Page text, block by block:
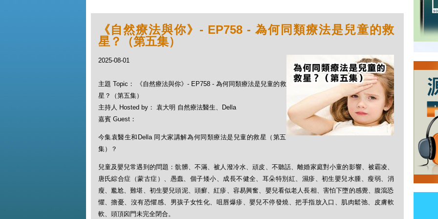
《自然療法與你》- EP758 - 為何同類療法是兒童的救
星？（第五集）
2025-08-01
主題 Topic： 《自然療法與你》- EP758 - 為何同類療法是兒童的救
星？（第五集）
主持人 Hosted by： 袁大明 自然療法醫生、Della
嘉賓 Guest：
今集袁醫生和Della 同大家講解為何同類療法是兒童的救星（第五
集）？
兒童及嬰兒常遇到的問題：骯髒、不滿、被人潑冷水、頑皮、不聽話、離婚家庭對小童的影響、被霸凌、
唐氏綜合症（蒙古症）、愚蠢、個子矮小、成長不健全、耳朵特別紅、濕疹、初生嬰兒水腫、瘦弱、消
瘦、尷尬、難堪、初生嬰兒頭泥、頭癬、紅疹、容易興奮、嬰兒看似老人長相、害怕下墮的感覺、腹瀉恐
懼、擔憂、沒有恐懼感、男孩子女性化、咀唇爆疹、嬰兒不停發燒、把手指放入口、肌肉鬆弛、皮膚軟
軟、頭頂囟門未完全閉合。